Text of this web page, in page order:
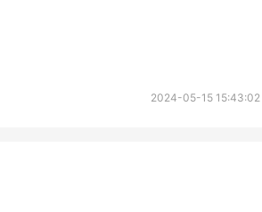
2024-05-15 15:43:02